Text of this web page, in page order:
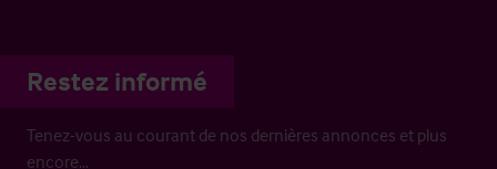
Restez informé
Tenez-vous au courant de nos dernières annonces et plus
encore…